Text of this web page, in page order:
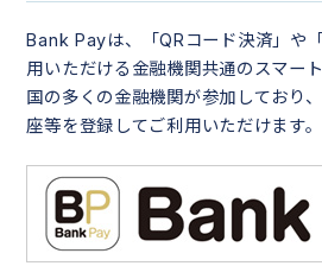
Bank Payは、「QRコード決済」や
用いただける金融機関共通のスマー
国の多くの金融機関が参加しており
座等を登録してご利用いただけます。